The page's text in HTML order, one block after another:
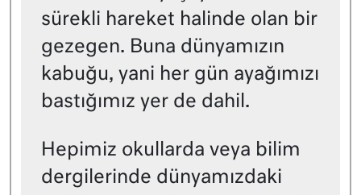
sürekli hareket halinde olan bir
gezegen. Buna dünyamızın
kabuğu, yani her gün ayağımızı
bastığımız yer de dahil.
Hepimiz okullarda veya bilim
dergilerinde dünyamızdaki